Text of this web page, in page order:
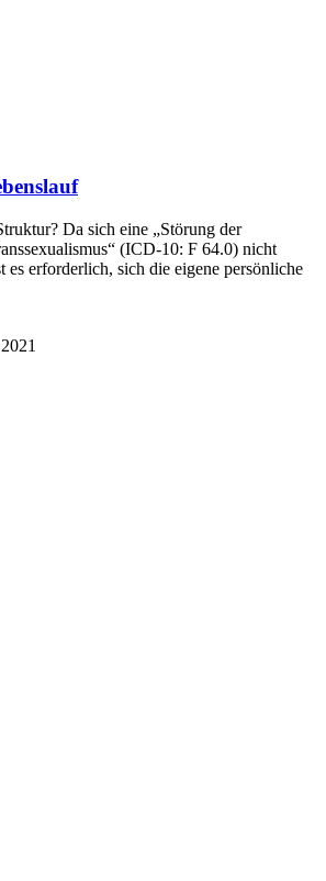
Da sich eine „Störung der
(ICD-10: F 64.0) nicht
es erforderlich, sich die eigene persönliche